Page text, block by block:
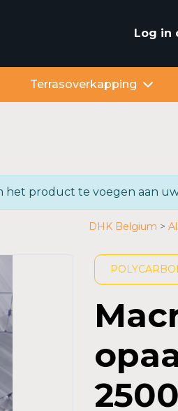
Log in
Terrasoverkapping
het product te voegen aan
DHK Belgium